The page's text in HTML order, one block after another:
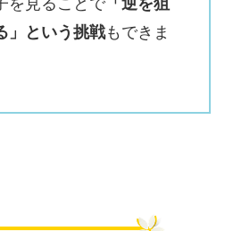
を見ることで「逆を狙
」という挑戦もできま